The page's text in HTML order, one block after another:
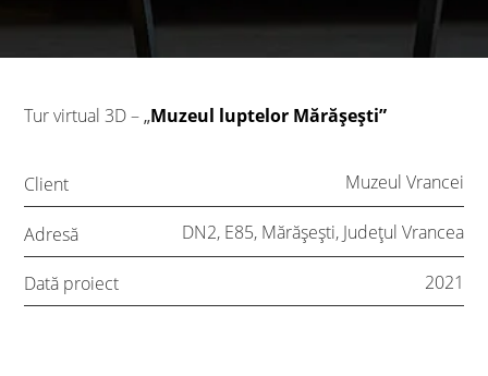
Tur virtual 3D –„Muzeul luptelor Mărășești”
Client Muzeul Vrancei
Adresă DN2, E85, Mărășești, Județul Vrancea
Dată proiect 2021